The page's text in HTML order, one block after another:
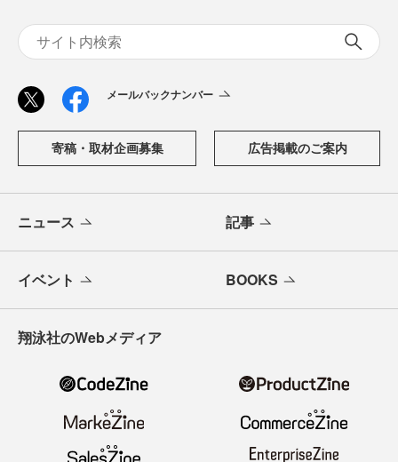
メールバックナンバー
寄稿・取材企画募集 広告掲載のご案内
ニュース 記事
イベント BOOKS
翔泳社のWebメディア